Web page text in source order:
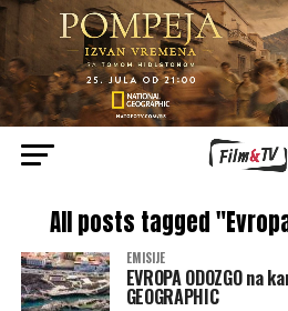
All posts tagged
EMISIJE
EVROPA ODOZGO na
GEOGRAPHIC